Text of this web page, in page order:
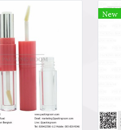
New